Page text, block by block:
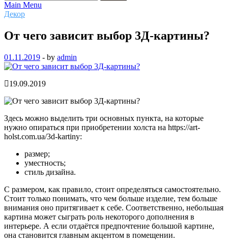
Main Menu
Декор
От чего зависит выбор 3Д-картины?
01.11.2019 - by admin
19.09.2019
Здесь можно выделить три основных пункта, на которые
нужно опираться при приобретении холста на https://art-
holst.com.ua/3d-kartiny:
размер;
уместность;
стиль дизайна.
С размером, как правило, стоит определяться самостоятельно.
Стоит только понимать, что чем больше изделие, тем больше
внимания оно притягивает к себе. Соответственно, небольшая
картина может сыграть роль некоторого дополнения в
интерьере. А если отдаётся предпочтение большой картине,
она становится главным акцентом в помещении.